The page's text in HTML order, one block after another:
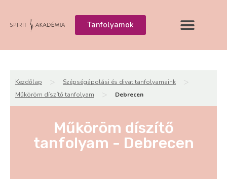
Tanfolyamok
Kezdőlap > Szépségápolási és divat tanfolyamaink >
Műköröm díszítő tanfolyam > Debrecen
Műköröm díszítő
tanfolyam - Debrecen